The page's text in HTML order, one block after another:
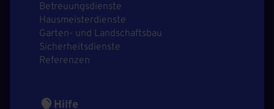
Betreuungsdienste
Hausmeisterdienste
Garten- und Landschaftsbau
Sicherheitsdienste
Referenzen
Hilfe